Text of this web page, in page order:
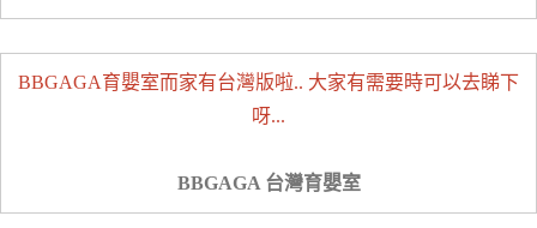
BBGAGA育嬰室而家有台灣版啦.. 大家有需要時可以去睇下
呀...
BBGAGA 台灣育嬰室